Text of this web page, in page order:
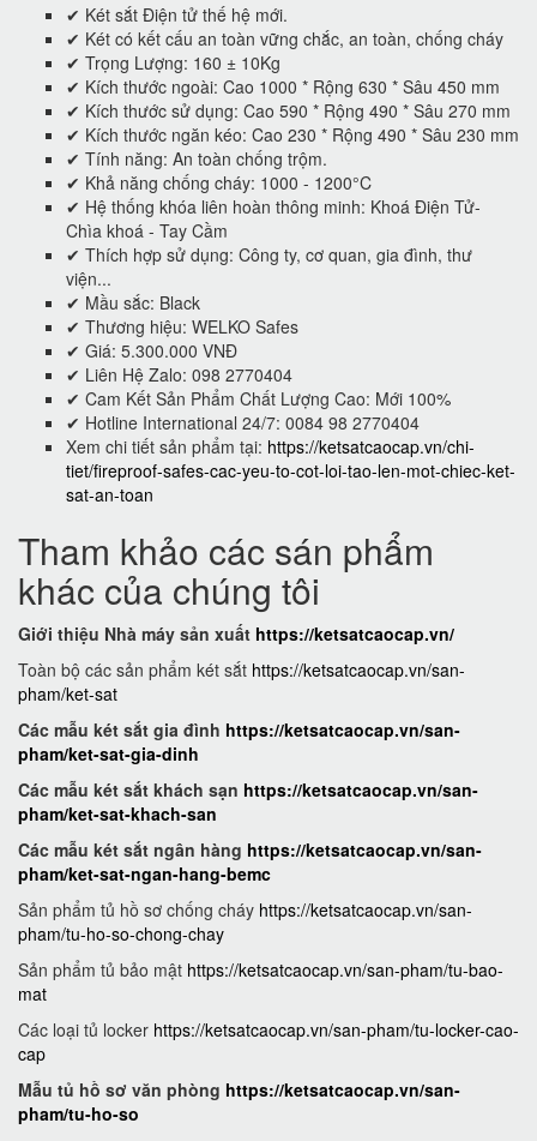
✔ Két sắt Điện tử thế hệ mới.
✔ Két có kết cấu an toàn vững chắc, an toàn, chống cháy
✔ Trọng Lượng: 160 ± 10Kg
✔ Kích thước ngoài: Cao 1000 * Rộng 630 * Sâu 450 mm
✔ Kích thước sử dụng: Cao 590 * Rộng 490 * Sâu 270 mm
✔ Kích thước ngăn kéo: Cao 230 * Rộng 490 * Sâu 230 mm
✔ Tính năng: An toàn chống trộm.
✔ Khả năng chống cháy: 1000 - 1200°C
✔ Hệ thống khóa liên hoàn thông minh: Khoá Điện Tử-
Chìa khoá - Tay Cầm
✔ Thích hợp sử dụng: Công ty, cơ quan, gia đình, thư
viện...
✔ Mầu sắc: Black
✔ Thương hiệu: WELKO Safes
✔ Giá: 5.300.000 VNĐ
✔ Liên Hệ Zalo: 098 2770404
✔ Cam Kết Sản Phẩm Chất Lượng Cao: Mới 100%
✔ Hotline International 24/7: 0084 98 2770404
Xem chi tiết sản phẩm tại: https://ketsatcaocap.vn/chi-
tiet/fireproof-safes-cac-yeu-to-cot-loi-tao-len-mot-chiec-ket-
sat-an-toan
Tham khảo các sán phẩm
khác của chúng tôi
Giới thiệu Nhà máy sản xuất https://ketsatcaocap.vn/
Toàn bộ các sản phẩm két sắt https://ketsatcaocap.vn/san-
pham/ket-sat
Các mẫu két sắt gia đình https://ketsatcaocap.vn/san-
pham/ket-sat-gia-dinh
Các mẫu két sắt khách sạn https://ketsatcaocap.vn/san-
pham/ket-sat-khach-san
Các mẫu két sắt ngân hàng https://ketsatcaocap.vn/san-
pham/ket-sat-ngan-hang-bemc
Sản phẩm tủ hồ sơ chống cháy https://ketsatcaocap.vn/san-
pham/tu-ho-so-chong-chay
Sản phẩm tủ bảo mật https://ketsatcaocap.vn/san-pham/tu-bao-
mat
Các loại tủ locker https://ketsatcaocap.vn/san-pham/tu-locker-cao-
cap
Mẫu tủ hồ sơ văn phòng https://ketsatcaocap.vn/san-
pham/tu-ho-so